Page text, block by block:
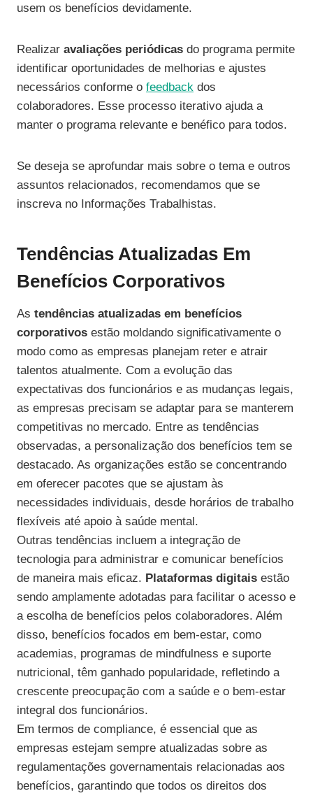
usem os benefícios devidamente.
Realizar avaliações periódicas do programa permite
identificar oportunidades de melhorias e ajustes
necessários conforme o feedback dos
colaboradores. Esse processo iterativo ajuda a
manter o programa relevante e benéfico para todos.
Se deseja se aprofundar mais sobre o tema e outros
assuntos relacionados, recomendamos que se
inscreva no Informações Trabalhistas.
Tendências Atualizadas Em
Benefícios Corporativos
As tendências atualizadas em benefícios
corporativos estão moldando significativamente o
modo como as empresas planejam reter e atrair
talentos atualmente. Com a evolução das
expectativas dos funcionários e as mudanças legais,
as empresas precisam se adaptar para se manterem
competitivas no mercado. Entre as tendências
observadas, a personalização dos benefícios tem se
destacado. As organizações estão se concentrando
em oferecer pacotes que se ajustam às
necessidades individuais, desde horários de trabalho
flexíveis até apoio à saúde mental.
Outras tendências incluem a integração de
tecnologia para administrar e comunicar benefícios
de maneira mais eficaz. Plataformas digitais estão
sendo amplamente adotadas para facilitar o acesso e
a escolha de benefícios pelos colaboradores. Além
disso, benefícios focados em bem-estar, como
academias, programas de mindfulness e suporte
nutricional, têm ganhado popularidade, refletindo a
crescente preocupação com a saúde e o bem-estar
integral dos funcionários.
Em termos de compliance, é essencial que as
empresas estejam sempre atualizadas sobre as
regulamentações governamentais relacionadas aos
benefícios, garantindo que todos os direitos dos